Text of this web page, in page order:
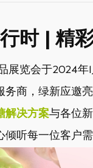
时 | 精
展览会于2024年
商，绿新应邀
解决方案与各位
倾听每一位客户